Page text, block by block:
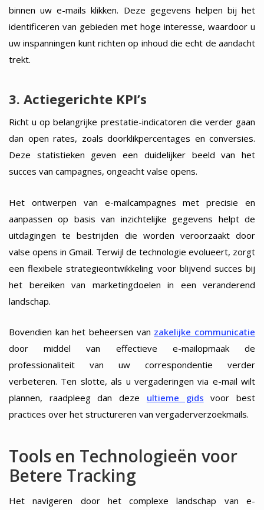
binnen uw e-mails klikken. Deze gegevens helpen bij het
identificeren van gebieden met hoge interesse, waardoor u
uw inspanningen kunt richten op inhoud die echt de aandacht
trekt.
3. Actiegerichte KPI’s
Richt u op belangrijke prestatie-indicatoren die verder gaan
dan open rates, zoals doorklikpercentages en conversies.
Deze statistieken geven een duidelijker beeld van het
succes van campagnes, ongeacht valse opens.
Het ontwerpen van e-mailcampagnes met precisie en
aanpassen op basis van inzichtelijke gegevens helpt de
uitdagingen te bestrijden die worden veroorzaakt door
valse opens in Gmail. Terwijl de technologie evolueert, zorgt
een flexibele strategieontwikkeling voor blijvend succes bij
het bereiken van marketingdoelen in een veranderend
landschap.
Bovendien kan het beheersen van zakelijke communicatie
door middel van effectieve e-mailopmaak de
professionaliteit van uw correspondentie verder
verbeteren. Ten slotte, als u vergaderingen via e-mail wilt
plannen, raadpleeg dan deze ultieme gids voor best
practices over het structureren van vergaderverzoekmails.
Tools en Technologieën voor
Betere Tracking
Het navigeren door het complexe landschap van e-